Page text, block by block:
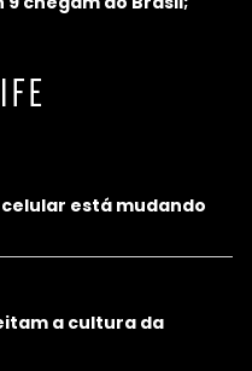
celular está mudando
a cultura da